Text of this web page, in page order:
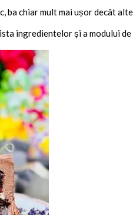
chiar mult mai ușor decât
ingredientelor și a modului de